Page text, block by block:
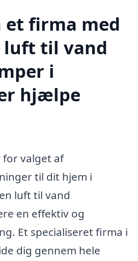
et firma med
luft til vand
i
hjælpe
for valget af
til dit hjem i
luft til vand
en effektiv og
Et specialiseret firma i
dig gennem hele